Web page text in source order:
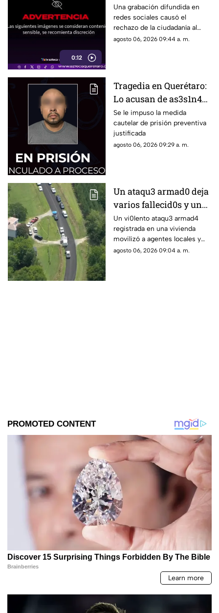
0:12
crea indignación en
redes
Una grabación difundida en
redes sociales causó el
rechazo de la ciudadanía al
mostrar el momento en que
agosto 06, 2026 09:44 a. m.
Tragedia en Querétaro:
Lo acusan de as3s1n4r
al exesposo de su
pareja
Se le impuso la medida
cautelar de prisión preventiva
justificada
agosto 06, 2026 09:29 a. m.
Un ataqu3 armad0 deja
varios fallecid0s y un
herido en una
vivienda: esto es lo que
han confirmado las
autoridades
Un vi0lento ataqu3 armad4
registrada en una vivienda
movilizó a agentes locales y
estatales; se confirman varias
agosto 06, 2026 09:04 a. m.